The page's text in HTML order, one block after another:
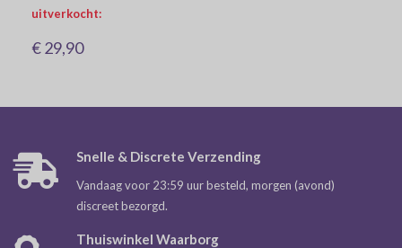
uitverkocht:
€ 29,90
Snelle & Discrete Verzending
Vandaag voor 23:59 uur besteld, morgen (avond)
discreet bezorgd.
Thuiswinkel Waarborg